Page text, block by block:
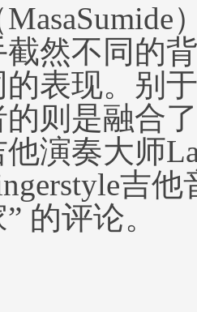
截然不同的
表现。别
则是融合
演奏大师
吉
的评论。